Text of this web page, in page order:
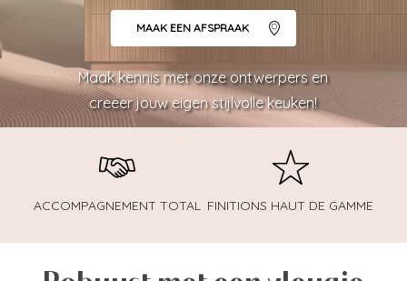
MAAK EEN AFSPRAAK
Maak kennis met onze ontwerpers en
creëer jouw eigen stijlvolle keuken!
ACCOMPAGNEMENT TOTAL FINITIONS HAUT DE GAMME